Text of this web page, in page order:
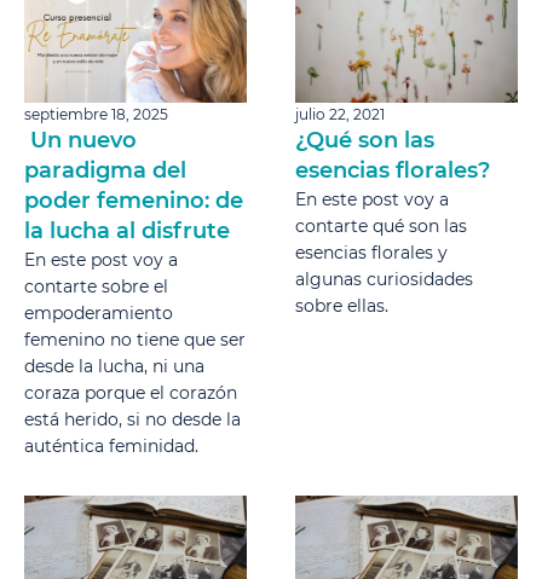
septiembre 18, 2025
Un nuevo
paradigma del
poder femenino: de
la lucha al disfrute
En este post voy a
contarte sobre el
empoderamiento
femenino no tiene que ser
desde la lucha, ni una
coraza porque el corazón
está herido, si no desde la
auténtica feminidad.
julio 22, 2021
¿Qué son las
esencias florales?
En este post voy a
contarte qué son las
esencias florales y
algunas curiosidades
sobre ellas.